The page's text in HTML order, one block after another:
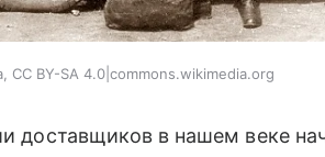
CC BY-SA 4.0|commons.wikimedia.org
доставщиков в нашем веке